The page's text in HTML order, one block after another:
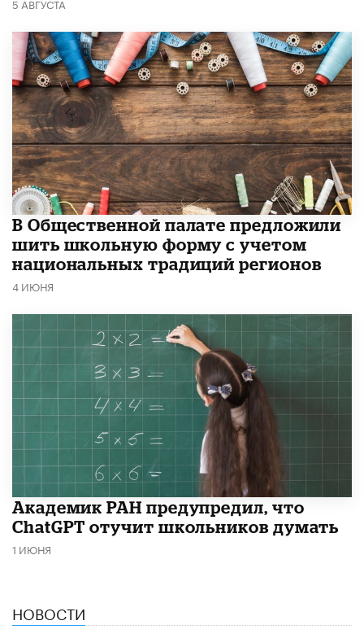
5 АВГУСТА
В Общественной палате предложили
шить школьную форму с учетом
национальных традиций регионов
4 ИЮНЯ
Академик РАН предупредил, что
ChatGPT отучит школьников думать
1 ИЮНЯ
НОВОСТИ